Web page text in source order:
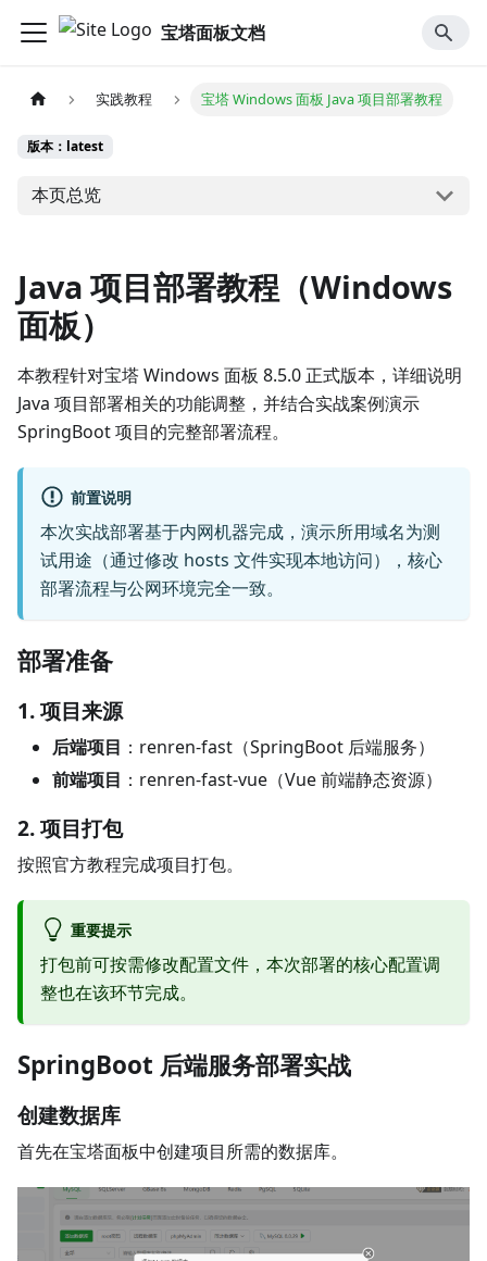
宝塔面板文档
实践教程 宝塔 Windows 面板 Java 项目部署教程
版本：latest
本页总览
Java 项目部署教程（Windows
面板）
本教程针对宝塔 Windows 面板 8.5.0 正式版本，详细说明
Java 项目部署相关的功能调整，并结合实战案例演示
SpringBoot 项目的完整部署流程。
前置说明
本次实战部署基于内网机器完成，演示所用域名为测
试用途（通过修改 hosts 文件实现本地访问），核心
部署流程与公网环境完全一致。
部署准备
1. 项目来源
后端项目 ：renren-fast（SpringBoot 后端服务）
前端项目 ：renren-fast-vue（Vue 前端静态资源）
2. 项目打包
按照官方教程完成项目打包。
重要提示
打包前可按需修改配置文件，本次部署的核心配置调
整也在该环节完成。
SpringBoot 后端服务部署实战
创建数据库
首先在宝塔面板中创建项目所需的数据库。